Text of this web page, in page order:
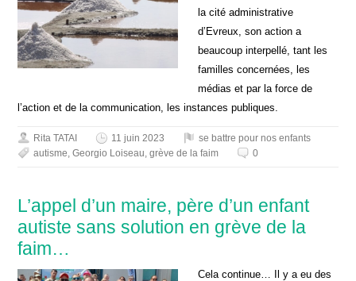
la cité administrative
d’Evreux, son action a
beaucoup interpellé, tant les
familles concernées, les
médias et par la force de
l’action et de la communication, les instances publiques.
Rita TATAI 11 juin 2023
se battre pour nos enfants
autisme,Georgio Loiseau,grève de la faim 0
L’appel d’un maire, père d’un enfant
autiste sans solution en grève de la
faim…
Cela continue… Il y a eu des